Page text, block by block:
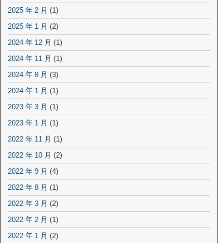
2025 年 2 月 (1)
2025 年 1 月 (2)
2024 年 12 月 (1)
2024 年 11 月 (1)
2024 年 8 月 (3)
2024 年 1 月 (1)
2023 年 3 月 (1)
2023 年 1 月 (1)
2022 年 11 月 (1)
2022 年 10 月 (2)
2022 年 9 月 (4)
2022 年 8 月 (1)
2022 年 3 月 (2)
2022 年 2 月 (1)
2022 年 1 月 (2)